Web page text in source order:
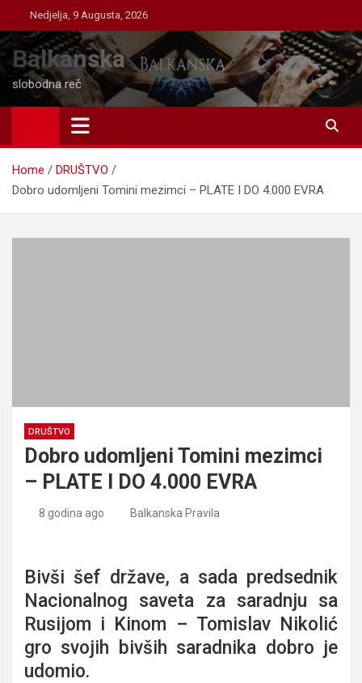
to
content
Nedjelja, 9 Augusta, 2026
Balkanska
slobodna reč
Home
DRUŠTVO
Dobro udomljeni Tomini mezimci – PLATE I DO 4.000 EVRA
DRUŠTVO
Dobro udomljeni Tomini mezimci
– PLATE I DO 4.000 EVRA
8 godina ago Balkanska Pravila
Bivši šef države, a sada predsednik
Nacionalnog saveta za saradnju sa
Rusijom i Kinom – Tomislav Nikolić
gro svojih bivših saradnika dobro je
udomio.